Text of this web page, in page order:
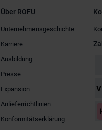
Über ROFU
Unternehmensgeschichte
Karriere
Ausbildung
Presse
Expansion
Anlieferrichtlinien
Konformitätserklärung